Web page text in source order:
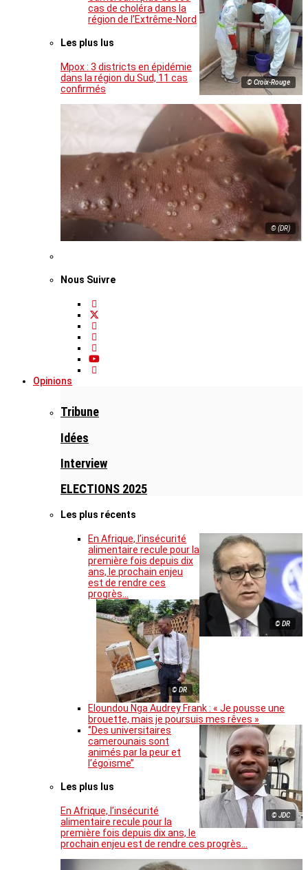
© Croix-Rouge
cas de choléra dans la
région de l’Extrême-Nord
Les plus lus
Mpox : 3 districts en épidémie
dans la région du Sud, 11 cas
confirmés
© (DR)
Nous Suivre
Opinions
Tribune
Idées
Interview
ELECTIONS 2025
Les plus récents
© DR
En Afrique, l’insécurité
alimentaire recule pour la
première fois depuis dix
ans, le prochain enjeu
est de rendre ces
progrès…
© DR
Eloundou Nga Audrey Frank : « Je pousse une
brouette, mais je poursuis mes rêves »
© JDC
‘’Des universitaires
camerounais sont
animés par la peur et
l’égoïsme’’
Les plus lus
En Afrique, l’insécurité
alimentaire recule pour la
première fois depuis dix ans, le
prochain enjeu est de rendre ces progrès…